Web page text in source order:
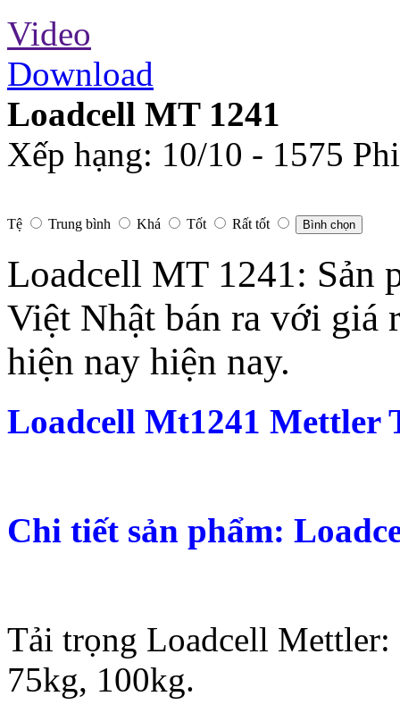
Video
Download
Loadcell MT 1241
Xếp hạng: 10/10 - 1575
Tệ Trung bình Khá Tốt Rất tốt Bình chọn
Loadcell MT 1241: Sản
Việt Nhật bán ra với giá
hiện nay hiện nay.
Loadcell Mt1241 Mettler
Chi tiết sản phẩm:
Tải trọng Loadcell Mettler:
75kg, 100kg.